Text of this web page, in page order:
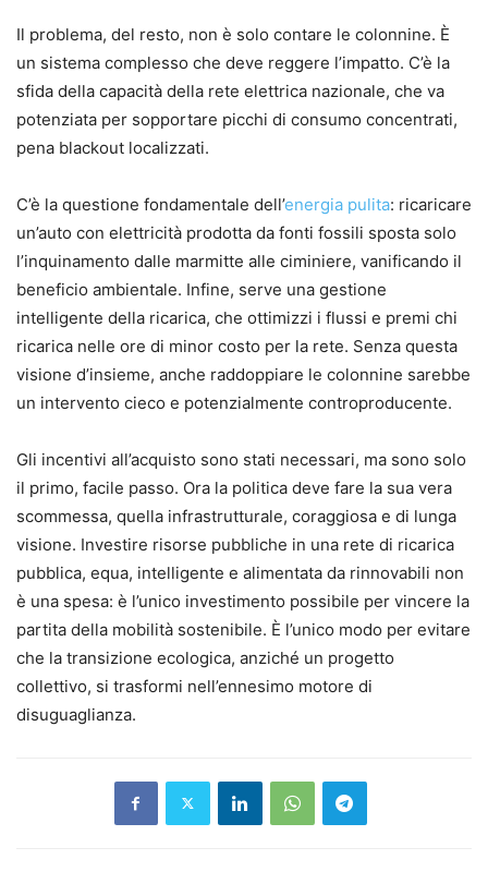
Il problema, del resto, non è solo contare le colonnine. È
un sistema complesso che deve reggere l’impatto. C’è la
sfida della capacità della rete elettrica nazionale, che va
potenziata per sopportare picchi di consumo concentrati,
pena blackout localizzati.
C’è la questione fondamentale dell’energia pulita: ricaricare
un’auto con elettricità prodotta da fonti fossili sposta solo
l’inquinamento dalle marmitte alle ciminiere, vanificando il
beneficio ambientale. Infine, serve una gestione
intelligente della ricarica, che ottimizzi i flussi e premi chi
ricarica nelle ore di minor costo per la rete. Senza questa
visione d’insieme, anche raddoppiare le colonnine sarebbe
un intervento cieco e potenzialmente controproducente.
Gli incentivi all’acquisto sono stati necessari, ma sono solo
il primo, facile passo. Ora la politica deve fare la sua vera
scommessa, quella infrastrutturale, coraggiosa e di lunga
visione. Investire risorse pubbliche in una rete di ricarica
pubblica, equa, intelligente e alimentata da rinnovabili non
è una spesa: è l’unico investimento possibile per vincere la
partita della mobilità sostenibile. È l’unico modo per evitare
che la transizione ecologica, anziché un progetto
collettivo, si trasformi nell’ennesimo motore di
disuguaglianza.